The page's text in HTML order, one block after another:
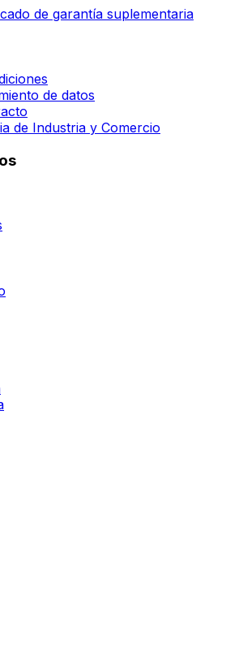
de garantía suplementaria
de datos
de Industria y Comercio